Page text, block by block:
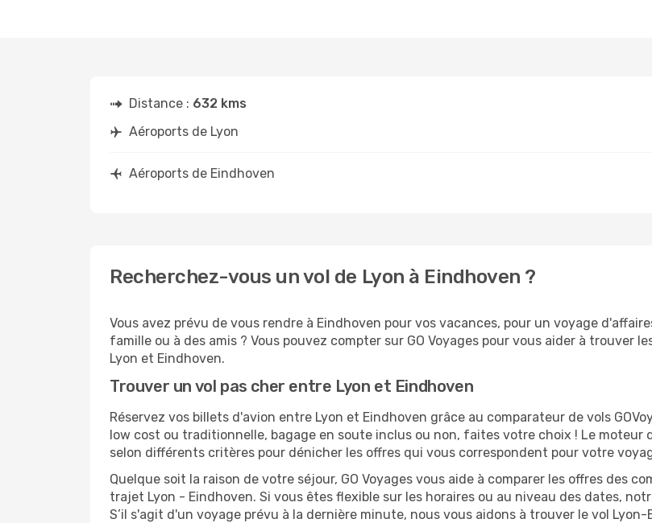
Distance : 632 kms
Aéroports de Lyon
Aéroports de Eindhoven
Recherchez-vous un vol de Lyon à Eindhoven ?
Vous avez prévu de vous rendre à Eindhoven pour vos vacances, pour un voyage
famille ou à des amis ? Vous pouvez compter sur GO Voyages pour vous aider à trouver
Lyon et Eindhoven.
Trouver un vol pas cher entre Lyon et Eindhoven
Réservez vos billets d'avion entre Lyon et Eindhoven grâce au comparateur de vols
low cost ou traditionnelle, bagage en soute inclus ou non, faites votre choix ! Le moteur
selon différents critères pour dénicher les offres qui vous correspondent pour votre
Quelque soit la raison de votre séjour, GO Voyages vous aide à comparer les offres des
trajet Lyon - Eindhoven. Si vous êtes flexible sur les horaires ou au niveau des dates,
S’il s'agit d'un voyage prévu à la dernière minute, nous vous aidons à trouver le vol